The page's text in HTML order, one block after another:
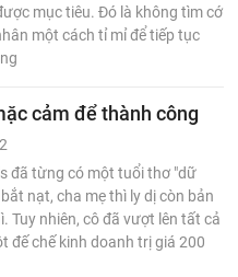
mục tiêu. Đó là không tìm cớ
một cách tỉ mỉ để tiếp tục
cảm để thành công
đã từng có một tuổi thơ "dữ
nạt, cha mẹ thì ly dị còn bản
Tuy nhiên, cô đã vượt lên tất cả
đế chế kinh doanh trị giá 200